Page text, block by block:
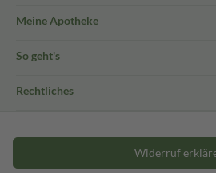
Meine Apotheke
So geht's
Rechtliches
Widerruf